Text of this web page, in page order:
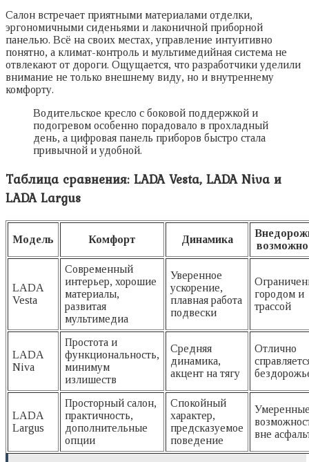
Салон встречает приятными материалами отделки,
эргономичными сиденьями и лаконичной приборной
панелью. Всё на своих местах, управление интуитивно
понятно, а климат-контроль и мультимедийная система не
отвлекают от дороги. Ощущается, что разработчики уделили
внимание не только внешнему виду, но и внутреннему
комфорту.
Водительское кресло с боковой поддержкой и
подогревом особенно порадовало в прохладный
день, а цифровая панель приборов быстро стала
привычной и удобной.
Таблица сравнения: LADA Vesta, LADA Niva и
LADA Largus
Модель Комфорт Динамика
LADA
Vesta
Современный
интерьер, хорошие
материалы,
развитая
мультимедиа
Уверенное
ускорение,
плавная работа
подвески
городом и
трассой
LADA
Niva
Простота и
функциональность,
минимум
излишеств
Средняя
динамика,
акцент на тягу
Отлично
LADA
Largus
Просторный салон,
практичность,
дополнительные
опции
Спокойный
характер,
предсказуемое
поведение
вне